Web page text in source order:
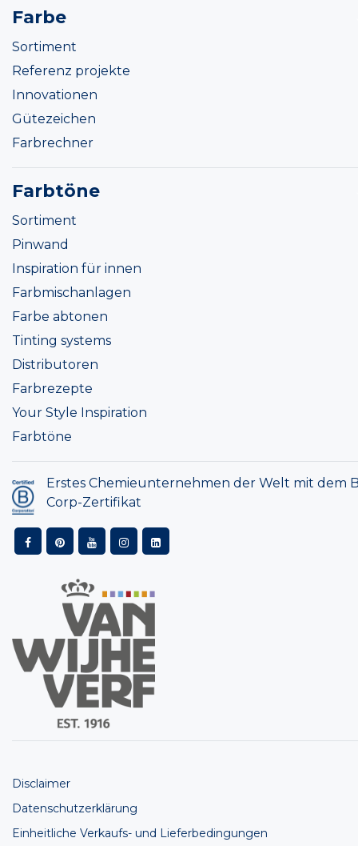
Farbe
Sortiment
Referenz projekte
Innovationen
Gütezeichen
Farbrechner
Farbtöne
Sortiment
Pinwand
Inspiration für innen
Farbmischanlagen
Farbe abtonen
Tinting systems
Distributoren
Farbrezepte
Your Style Inspiration
Farbtöne
Erstes Chemieunternehmen der Welt mit dem
Corp-Zertifikat
Disclaimer
Datenschutzerklärung
Einheitliche Verkaufs- und Lieferbedingungen